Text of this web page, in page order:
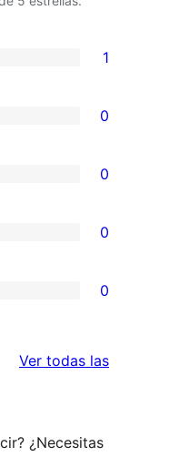
1
0
0
0
0
Ver todas las
¿Necesitas